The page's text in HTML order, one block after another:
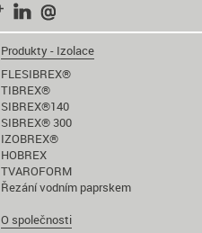
Produkty - Izolace
FLESIBREX®
TIBREX®
SIBREX®140
SIBREX® 300
IZOBREX®
HOBREX
TVAROFORM
Řezání vodním paprskem
O společnosti